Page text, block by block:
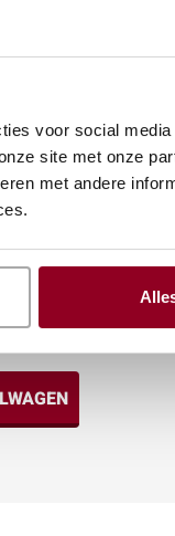
voor social
site met onze
met andere
luxe
(excl. btw)